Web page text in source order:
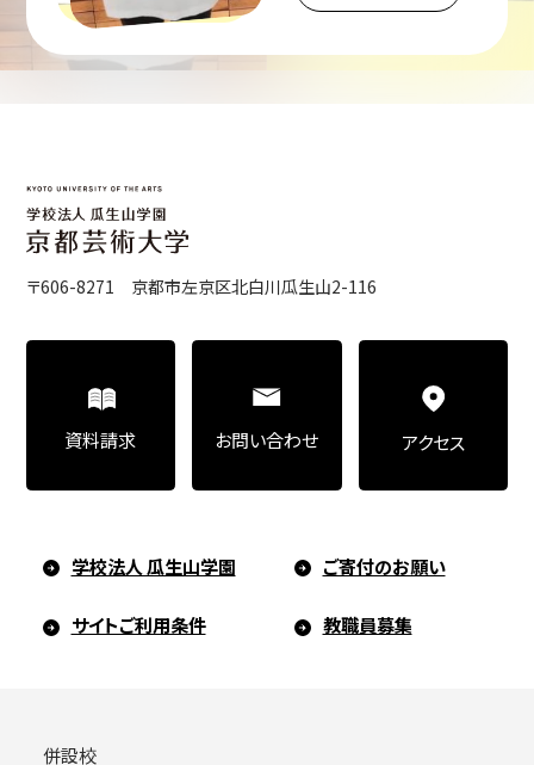
〒606-8271 京都市左京区北白川瓜生山2-116
学校法人 瓜生山学園 ご寄付のお願い
サイトご利用条件 教職員募集
資料請求 お問い合わせ アクセス
併設校